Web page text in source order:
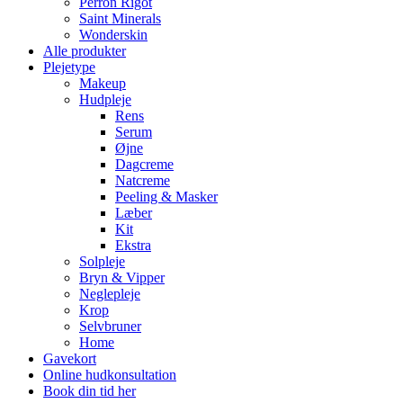
Saint Minerals
Wonderskin
Alle produkter
Plejetype
Makeup
Hudpleje
Rens
Serum
Øjne
Dagcreme
Natcreme
Peeling & Masker
Læber
Kit
Ekstra
Solpleje
Bryn & Vipper
Neglepleje
Krop
Selvbruner
Home
Gavekort
Online hudkonsultation
Book din tid her